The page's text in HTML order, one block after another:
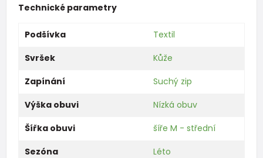
Technické parametry
Podšívka
Textil
Svršek
Kůže
Zapínání
Suchý zip
Výška obuvi
Nízká obuv
Šířka obuvi
šíře M - střední
Sezóna
Léto